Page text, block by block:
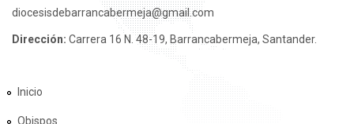
diocesisdebarrancabermeja@gmail.com
Dirección: Carrera 16 N. 48-19, Barrancabermeja, Santander.
Inicio
Obispos